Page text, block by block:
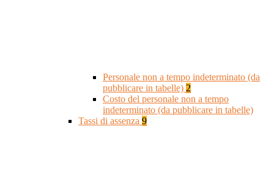
Personale non a tempo indeterminato (da
pubblicare in tabelle) 2
Costo del personale non a tempo
indeterminato (da pubblicare in tabelle)
Tassi di assenza 9